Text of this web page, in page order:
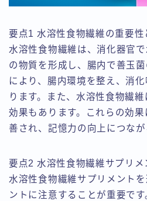
要点1 水溶性食物繊維の重要性
水溶性食物繊維は、消化器官
の物質を形成し、腸内で善玉
により、腸内環境を整え、消
ります。また、水溶性食物繊
効果もあります。これらの効
善され、記憶力の向上につなが
要点2 水溶性食物繊維サプリメ
水溶性食物繊維サプリメント
ントに注意することが重要です